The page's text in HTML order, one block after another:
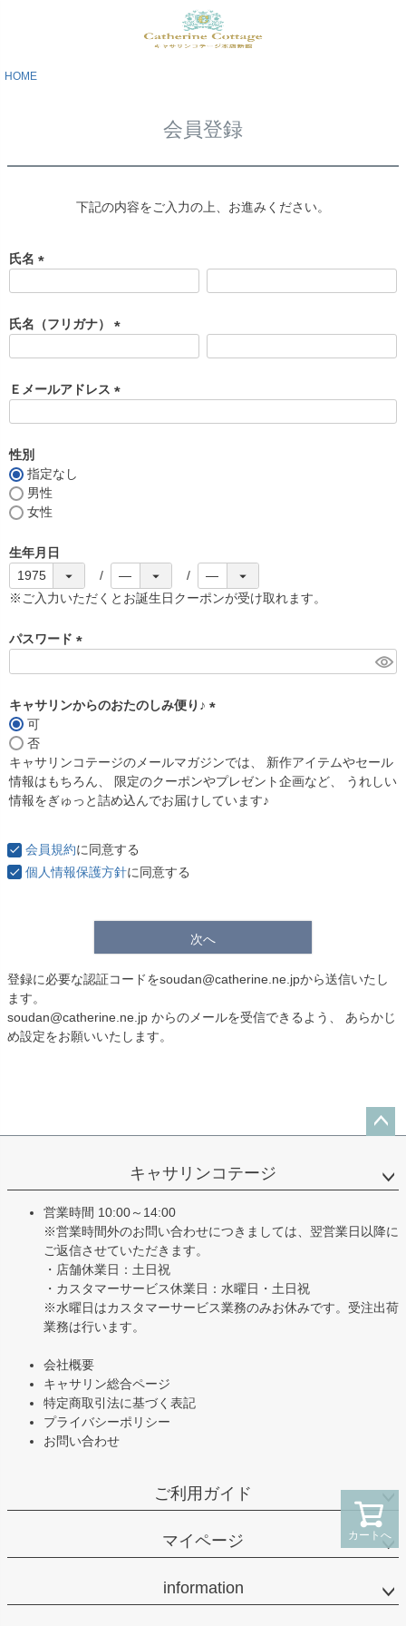
カートへ
HOME
会員登録
下記の内容をご入力の上、お進みください。
氏名
須
)
氏名（フリガナ）
須
)
Ｅメールアドレス
性別
指定なし
男性
女性
生年月日
※ご入力いただくとお誕生日クーポンが受け取れます。
パスワード
須
キャサリンからのおたのしみ便り♪
須
)
可
否
キャサリンコテージのメールマガジンでは、 新作アイテムやセール
情報はもちろん、 限定のクーポンやプレゼント企画など、 うれしい
情報をぎゅっと詰め込んでお届けしています♪
会員規約に同意する
個人情報保護方針に同意する
次へ
登録に必要な認証コードをsoudan@catherine.ne.jpから送信いたし
ます。
soudan@catherine.ne.jp からのメールを受信できるよう、 あらかじ
め設定をお願いいたします。
ップ
キャサリンコテージ
営業時間 10:00～14:00
※営業時間外のお問い合わせにつきましては、翌営業日以降に
ご返信させていただきます。
・店舗休業日：土日祝
・カスタマーサービス休業日：水曜日・土日祝
※水曜日はカスタマーサービス業務のみお休みです。受注出荷
業務は行います。
会社概要
キャサリン総合ページ
特定商取引法に基づく表記
プライバシーポリシー
お問い合わせ
ご利用ガイド
マイページ
information